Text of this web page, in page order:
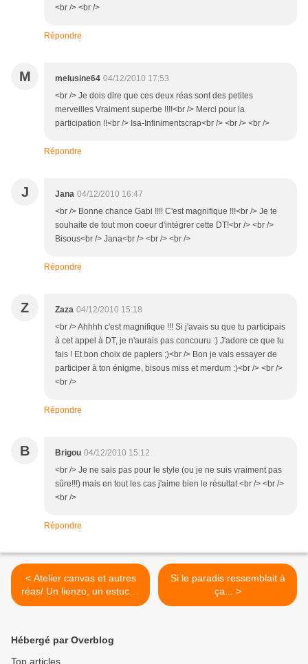
<br /> <br />
Répondre
M melusine64 04/12/2010 17:53
<br /> Je dois dire que ces deux réas sont des petites
merveilles Vraiment superbe !!!!<br /> Merci pour la
participation !!<br /> Isa-Infinimentscrap<br /> <br /> <br />
Répondre
J Jana 04/12/2010 16:47
<br /> Bonne chance Gabi !!!! C'est magnifique !!!<br /> Je te
souhaite de tout mon coeur d'intégrer cette DT!<br /> <br />
Bisous<br /> Jana<br /> <br /> <br />
Répondre
Z Zaza 04/12/2010 15:18
<br /> Ahhhh c'est magnifique !!! Si j'avais su que tu participais
à cet appel à DT, je n'aurais pas concouru :) J'adore ce que tu
fais ! Et bon choix de papiers ;)<br /> Bon je vais essayer de
participer à ton énigme, bisous miss et merdum :)<br /> <br />
<br />
Répondre
B Brigou 04/12/2010 15:12
<br /> Je ne sais pas pour le style (ou je ne suis vraiment pas
sûre!!!) mais en tout les cas j'aime bien le résultat.<br /> <br />
<br />
Répondre
< Atelier canvas et autres
réas/ Un lienzo, un estuche
y un sobre, siguen las
Si le paradis ressemblait à
ça... >
Hébergé par Overblog
Top articles